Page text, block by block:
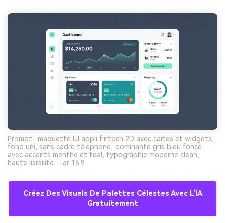
Prompt : maquette UI appli fintech 2D avec cartes et widgets,
fond uni, sans cadre téléphone, dominante gris bleu foncé
avec accents menthe et teal, typographie moderne clean,
haute lisibilité --ar 16:9
Créez Des Visuels De Palettes Célestes Avec L’IA
Gratuitement